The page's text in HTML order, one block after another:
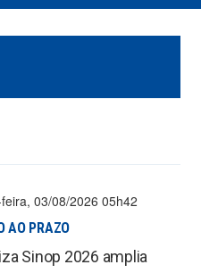
03/08/2026 05h42
AO PRAZO
Sinop 2026 amplia